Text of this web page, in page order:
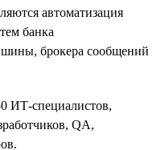
автоматизация
банка
брокера сообщений
ИТ-специалистов,
QA,